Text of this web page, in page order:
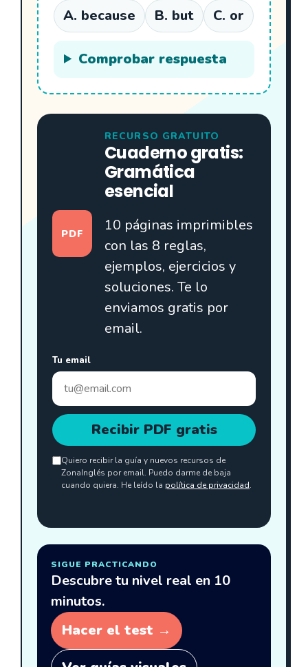
A. because B. but C. or
Comprobar respuesta
PDF
RECURSO GRATUITO
Cuaderno gratis:
Gramática
esencial
10 páginas imprimibles
con las 8 reglas,
ejemplos, ejercicios y
soluciones. Te lo
enviamos gratis por
email.
Tu email
Quiero recibir la guía y nuevos recursos de
ZonaInglés por email. Puedo darme de baja
cuando quiera. He leído la política de privacidad.
Recibir PDF gratis
SIGUE PRACTICANDO
Descubre tu nivel real en 10
minutos.
Hacer el test →